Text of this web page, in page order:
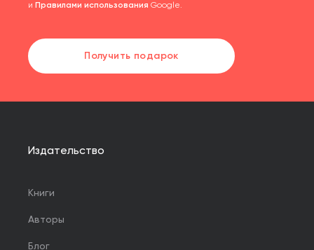
и Правилами использования Google.
Получить подарок
Издательство
Книги
Авторы
Блог